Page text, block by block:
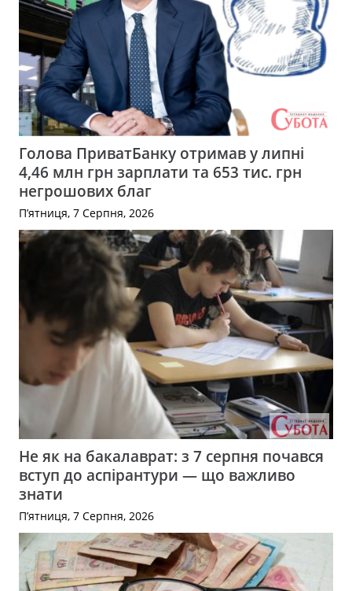
Голова ПриватБанку отримав у липні
4,46 млн грн зарплати та 653 тис. грн
негрошових благ
П’ятниця, 7 Серпня, 2026
Не як на бакалаврат: з 7 серпня почався
вступ до аспірантури — що важливо
знати
П’ятниця, 7 Серпня, 2026